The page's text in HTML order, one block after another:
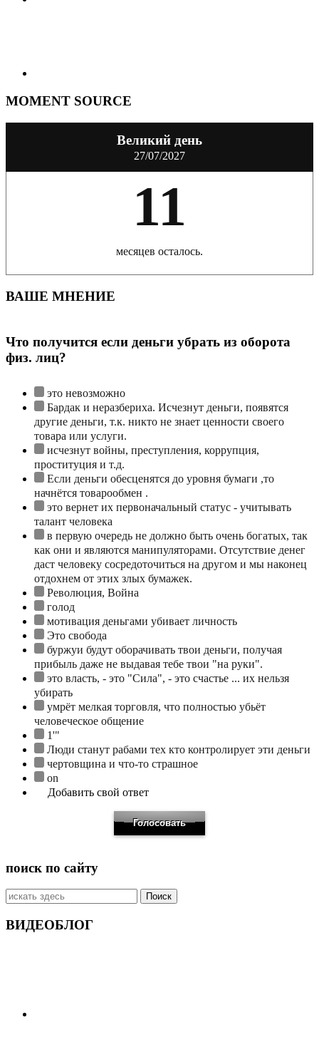
MOMENT SOURCE
Великий день
27/07/2027
11
месяцев осталось.
ВАШЕ МНЕНИЕ
Что получится если деньги убрать из оборота
физ. лиц?
это невозможно
Бардак и неразбериха. Исчезнут деньги, появятся
другие деньги, т.к. никто не знает ценности своего
товара или услуги.
исчезнут войны, преступления, коррупция,
проституция и т.д.
Если деньги обесценятся до уровня бумаги ,то
начнётся товарообмен .
это вернет их первоначальный статус - учитывать
талант человека
в первую очередь не должно быть очень богатых, так
как они и являются манипуляторами. Отсутствие денег
даст человеку сосредоточиться на другом и мы наконец
отдохнем от этих злых бумажек.
Революция, Война
голод
мотивация деньгами убивает личность
Это свобода
буржуи будут оборачивать твои деньги, получая
прибыль даже не выдавая тебе твои "на руки".
это власть, - это "Сила", - это счастье ... их нельзя
убирать
умрёт мелкая торговля, что полностью убьёт
человеческое общение
1'"
Люди станут рабами тех кто контролирует эти деньги
чертовщина и что-то страшное
on
Добавить свой ответ
поиск по сайту
Искать:
ВИДЕОБЛОГ